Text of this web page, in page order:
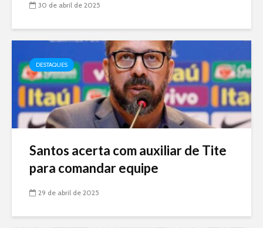
30 de abril de 2025
DESTAQUES
Santos acerta com auxiliar de Tite
para comandar equipe
29 de abril de 2025